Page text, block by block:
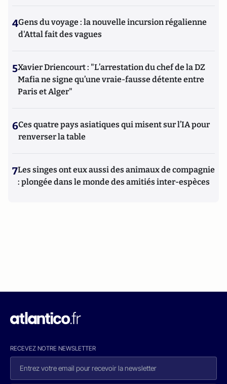
4Gens du voyage : la nouvelle incursion régalienne
d'Attal fait des vagues
5Xavier Driencourt : "L’arrestation du chef de la DZ
Mafia ne signe qu’une vraie-fausse détente entre
Paris et Alger"
6Ces quatre pays asiatiques qui misent sur l’IA pour
renverser la table
7Les singes ont eux aussi des animaux de compagnie
: plongée dans le monde des amitiés inter-espèces
RECEVEZ NOTRE NEWSLETTER